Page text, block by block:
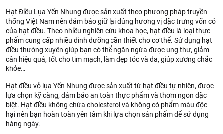
Hạt Điều Lụa Yến Nhung được sản xuất theo phương pháp truyền
thống Việt Nam nên đảm bảo giữ lại đúng hương vị đặc trưng vốn có
của hạt điều. Theo nhiều nghiên cứu khoa học, hạt điều là loại thực
phẩm cung cấp nhiều dinh dưỡng cần thiết cho cơ thể. Sử dụng hạt
điều thường xuyên giúp bạn có thể ngăn ngừa được ung thư, giảm
cân hiệu quả, tốt cho tim mạch, làm đẹp tóc và da, giúp xương chắc
khỏe…
Hạt điều vỏ lụa Yến Nhung được sản xuất từ hạt điều tự nhiên, được
lựa chọn kỹ càng, đảm bảo an toàn thực phẩm và thơm ngon đặc
biệt. Hạt điều không chứa cholesterol và không có phẩm màu độc
hại nên bạn hoàn toàn yên tâm khi lựa chọn sản phẩm để sử dụng
hàng ngày.